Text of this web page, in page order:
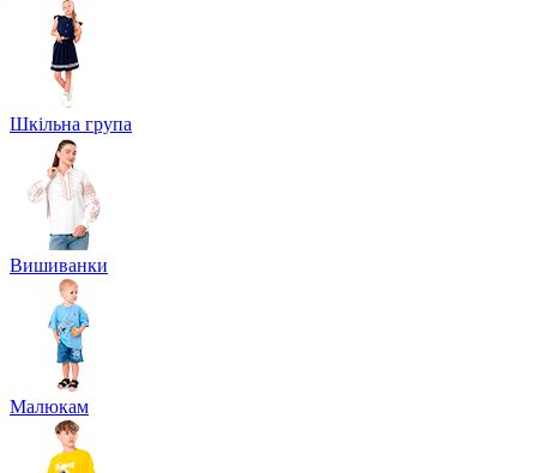
Шкільна група
Вишиванки
Малюкам